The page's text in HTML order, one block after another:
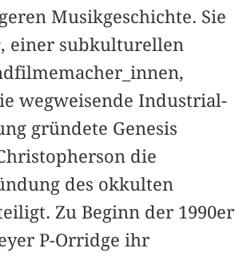
Musikgeschichte. Sie
, einer subkulturellen
wegweisende Industrial-
gründete Genesis
die
des okkulten
Zu Beginn der 1990er
P-Orridge ihr